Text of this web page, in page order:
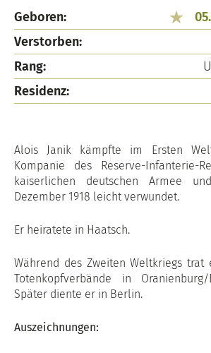
Geboren:
Verstorben:
Rang:
Residenz:
Alois Janik kämpfte im Ersten
Kompanie des Reserve-Infanterie-
kaiserlichen deutschen Armee
Dezember 1918 leicht verwundet.
Er heiratete in Haatsch.
Während des Zweiten Weltkriegs trat
Totenkopfverbände in
Später diente er in Berlin.
Auszeichnungen: